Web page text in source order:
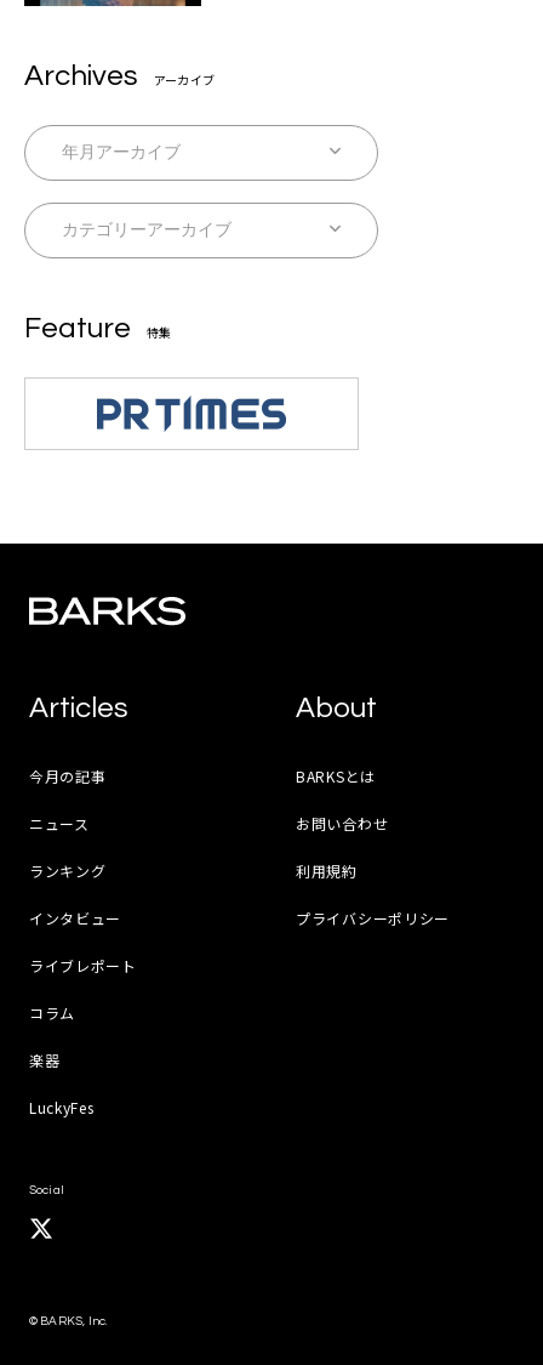
Archives アーカイブ
Feature 特集
Articles
今月の記事
ニュース
ランキング
インタビュー
ライブレポート
コラム
楽器
LuckyFes
About
BARKSとは
お問い合わせ
利用規約
プライバシーポリシー
Social
© BARKS, Inc.